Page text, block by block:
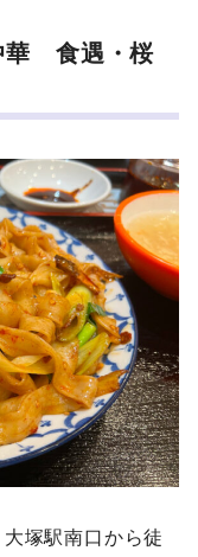
華 食遇・桜
塚駅南口から徒